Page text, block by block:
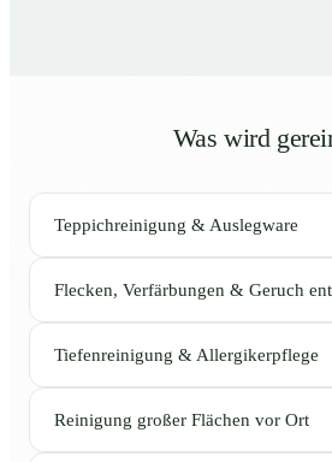
Was wird
Teppichreinigung & Auslegware
Flecken, Verfärbungen & Geruch
Tiefenreinigung & Allergikerpflege
Reinigung großer Flächen vor Ort